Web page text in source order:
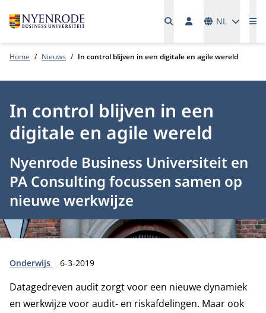
NL
Home Nieuws In control blijven in een digitale en agile wereld
In control blijven in een
digitale en agile wereld
Nyenrode Business Universiteit en
PA Consulting focussen samen op
nieuwe werkwijze
Type:
Onderwijs Publicatiedatum:
6-3-2019
Datagedreven auditzorgt voor een nieuwe dynamiek
en werkwijze voor audit- en riskafdelingen. Maar ook